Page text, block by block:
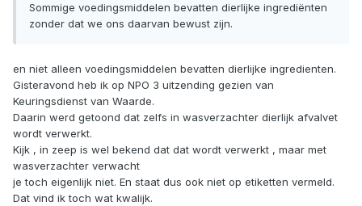
Sommige voedingsmiddelen bevatten dierlijke ingrediënten
zonder dat we ons daarvan bewust zijn.
en niet alleen voedingsmiddelen bevatten dierlijke ingredienten.
Gisteravond heb ik op NPO 3 uitzending gezien van
Keuringsdienst van Waarde.
Daarin werd getoond dat zelfs in wasverzachter dierlijk afvalvet
wordt verwerkt.
Kijk , in zeep is wel bekend dat dat wordt verwerkt , maar met
wasverzachter verwacht
je toch eigenlijk niet. En staat dus ook niet op etiketten vermeld.
Dat vind ik toch wat kwalijk.